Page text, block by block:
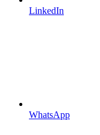
LinkedIn
WhatsApp